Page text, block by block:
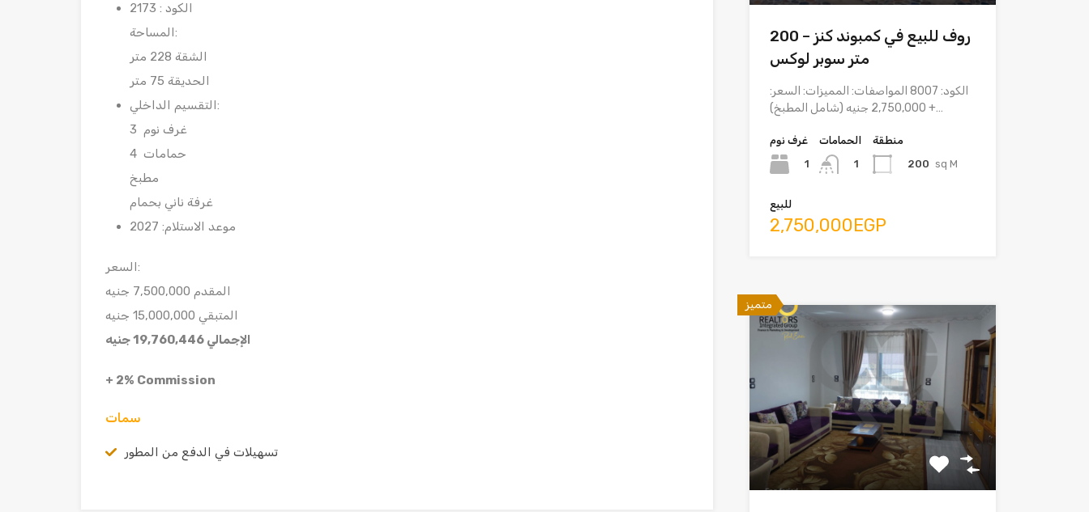
الكود : 2173
المساحة:
الشقة 228 متر
الحديقة 75 متر
التقسيم الداخلي:
3 غرف نوم
4 حمامات
مطبخ
غرفة ناني بحمام
موعد الاستلام: 2027
السعر:
المقدم 7,500,000 جنيه
المتبقي 15,000,000 جنيه
الإجمالي 19,760,446 جنيه
+ 2% Commission
سمات
تسهيلات في الدفع من المطور
روف للبيع في كمبوند كنز – 200
متر سوبر لوكس
الكود: 8007 المواصفات: المميزات: السعر:
2,750,000 جنيه (شامل المطبخ) +…
غرف نوم
1
الحمامات
1
منطقة
200 sq M
للبيع
2,750,000EGP
متميز